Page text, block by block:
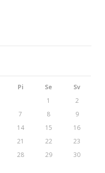
Pi Se
Sv
1
2
7 8
9
14 15
16
21 22
23
28 29
30